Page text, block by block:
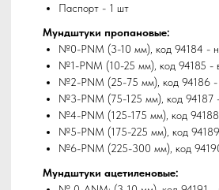
Паспорт - 1 шт
Мундштуки пропановые:
№0-PNM (3-10 мм), код 94184 - не
№1-PNM (10-25 мм), код 94185 -
№2-PNM (25-75 мм), код 94186 -
№3-PNM (75-125 мм), код 94187 -
№4-PNM (125-175 мм), код 94188
№5-PNM (175-225 мм), код 94189
№6-PNM (225-300 мм), код 94190
Мундштуки ацетиленовые: